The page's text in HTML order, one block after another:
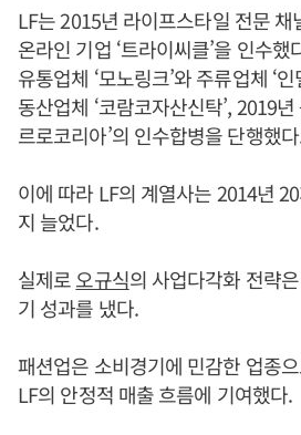
LF는 2015년 라이프스타일 전문 채
온라인 기업 ‘트라이씨클’을 인수
유통업체 ‘모노링크’와 주류업체 ‘
동산업체 ‘코람코자산신탁’, 2019
르로코리아’의 인수합병을 단행했
이에 따라 LF의 계열사는 2014년
지 늘었다.
실제로오규식의 사업다각화 전략
기 성과를 냈다.
패션업은 소비경기에 민감한 업종
LF의 안정적 매출 흐름에 기여했다.